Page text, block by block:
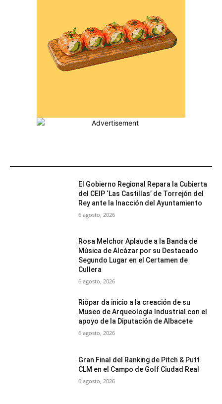
El Gobierno Regional Repara la Cubierta
del CEIP ‘Las Castillas’ de Torrejón del
Rey ante la Inacción del Ayuntamiento
6 agosto, 2026
Rosa Melchor Aplaude a la Banda de
Música de Alcázar por su Destacado
Segundo Lugar en el Certamen de
Cullera
6 agosto, 2026
Riópar da inicio a la creación de su
Museo de Arqueología Industrial con el
apoyo de la Diputación de Albacete
6 agosto, 2026
Gran Final del Ranking de Pitch & Putt
CLM en el Campo de Golf Ciudad Real
6 agosto, 2026